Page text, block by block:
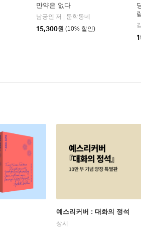
만약은 없다
남궁인 저
문학동네
15,300원 (10% 할인)
예스리커버 : 대화의 정석
상시